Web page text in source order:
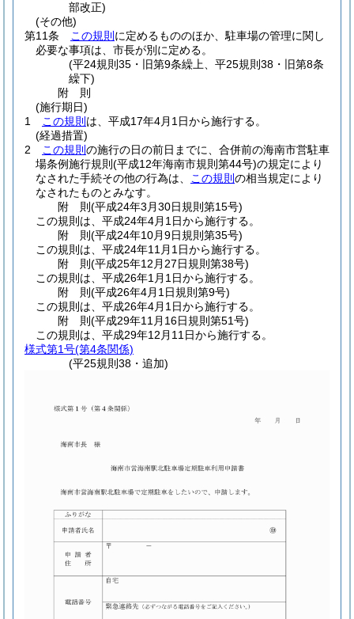
部改正)
(その他)
第11条
この規則 に定めるもののほか、駐車場の管理に関し
必要な事項は、市長が別に定める。
(平24規則35・旧第9条繰上、平25規則38・旧第8条
繰下)
附 則
(施行期日)
1
この規則 は、平成17年4月1日から施行する。
(経過措置)
2
この規則 の施行の日の前日までに、合併前の海南市営駐車
場条例施行規則 (平成12年海南市規則第44号)の規定により
なされた手続その他の行為は、
この規則 の相当規定により
なされたものとみなす。
附 則(平成24年3月30日規則第15号)
この規則は、平成24年4月1日から施行する。
附 則(平成24年10月9日規則第35号)
この規則は、平成24年11月1日から施行する。
附 則(平成25年12月27日規則第38号)
この規則は、平成26年1月1日から施行する。
附 則(平成26年4月1日規則第9号)
この規則は、平成26年4月1日から施行する。
附 則(平成29年11月16日規則第51号)
この規則は、平成29年12月11日から施行する。
様式第1号(第4条関係)
(平25規則38・追加)